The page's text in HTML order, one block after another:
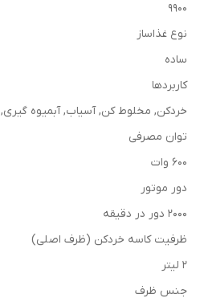
9900
نوع غذاساز
ساده
کاربردها
خردکن, مخلوط کن, آسیاب, آبمیوه
توان مصرفی
600 وات
دور موتور
2000 دور در دقیقه
ظرفیت کاسه خردکن (ظرف اصلی)
2 لیتر
جنس ظرف